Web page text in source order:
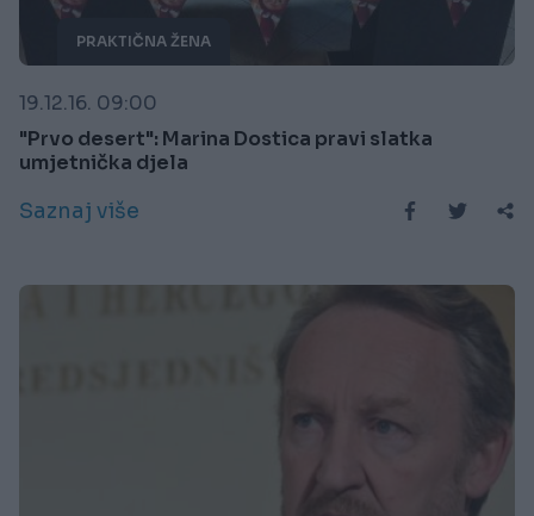
PRAKTIČNA ŽENA
19.12.16. 09:00
"Prvo desert": Marina Dostica pravi slatka
umjetnička djela
Saznaj više